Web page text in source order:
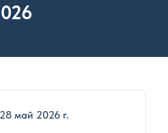
май 2026 г.